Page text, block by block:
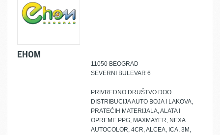
EHOM
11050 BEOGRAD
SEVERNI BULEVAR 6
PRIVREDNO DRUŠTVO DOO
DISTRIBUCIJA AUTO BOJA I LAKOVA,
PRATEĆIH MATERIJALA, ALATA I
OPREME PPG, MAXMAYER, NEXA
AUTOCOLOR, 4CR, ALCEA, ICA, 3M,